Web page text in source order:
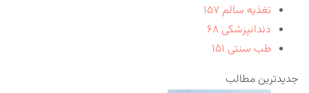
تغذیه سالم ۱۵۷
دندانپزشکی ۶۸
طب سنتی ۱۵۱
جدیدترین مطالب